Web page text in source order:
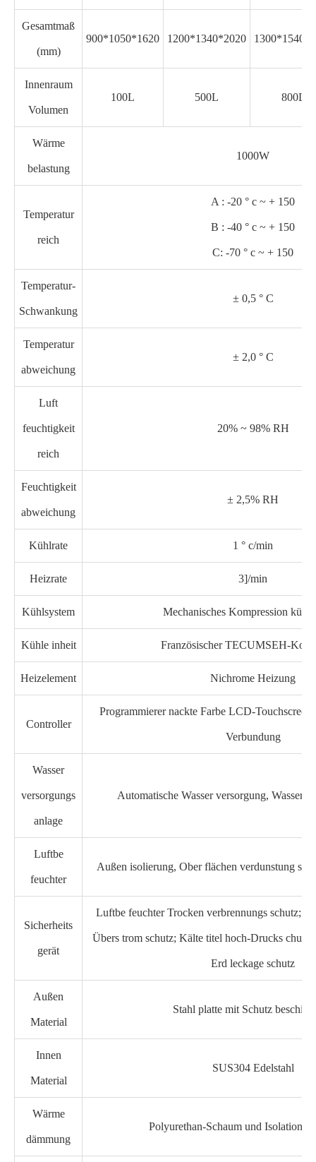
Gesamtmaß
(mm)
900*1050*1620 1200*1340*2020
Innenraum
Volumen
100L 500L 800L
Wärme
belastung
1000W
Temperatur
reich
A : -20 ° c ~ + 150
B : -40 ° c ~ + 150
C: -70 ° c ~ + 150
Temperatur-
Schwankung
± 0,5 ° C
Temperatur
abweichung
± 2,0 ° C
Luft
feuchtigkeit
reich
20% ~ 98% RH
Feuchtigkeit
abweichung
± 2,5% RH
Kühlrate 1 ° c/min
Heizrate 3]/min
Kühlsystem Mechanisches Kompression
Kühle inheit Französischer TECUMSEH-
Heizelement Nichrome Heizung
Controller
Programmierer nackte Farbe LCD-
Verbundung
Wasser
versorgungs
anlage
Automatische Wasser versorgung, Wasser
Luftbe
feuchter
Außen isolierung, Ober flächen verdunstung sei
Sicherheits
gerät
Luftbe feuchter Trocken verbrennungs schutz;
Übers trom schutz; Kälte titel hoch-Drucks chutz;
Erd leckage schutz
Außen
Material
Stahl platte mit Schutz
Innen
Material
SUS304 Edelstahl
Wärme
dämmung
Polyurethan-Schaum und Isolation